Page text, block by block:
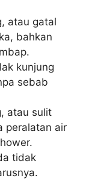
atau gatal
bahkan
kunjung
sebab
atau sulit
peralatan air
tidak